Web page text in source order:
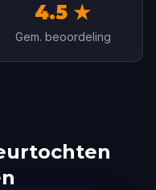
4.5 ★
Gem. beoordeling